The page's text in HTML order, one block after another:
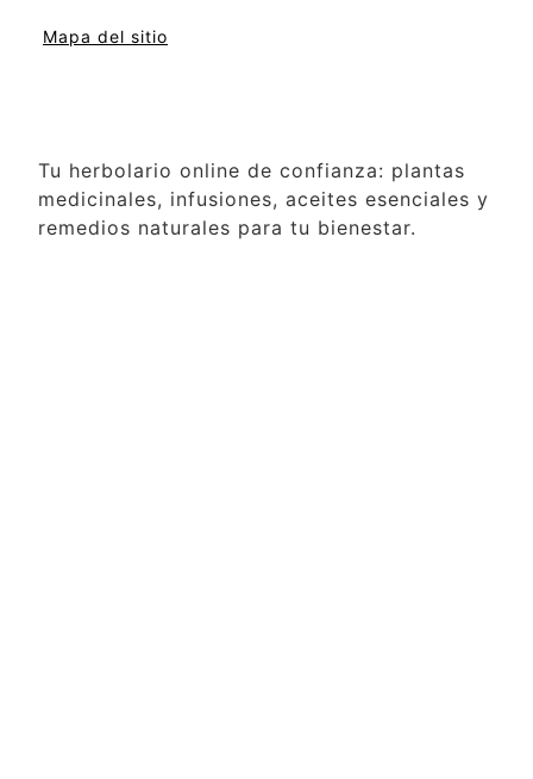
Mapa del sitio
Tu herbolario online de confianza: plantas
medicinales, infusiones, aceites esenciales y
remedios naturales para tu bienestar.